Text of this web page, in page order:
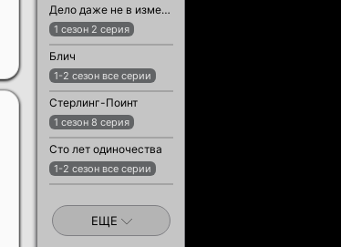
Дело даже не в измене
1 сезон 2 серия
Блич
1-2 сезон все серии
Стерлинг-Поинт
1 сезон 8 серия
Сто лет одиночества
1-2 сезон все серии
ЕЩЕ